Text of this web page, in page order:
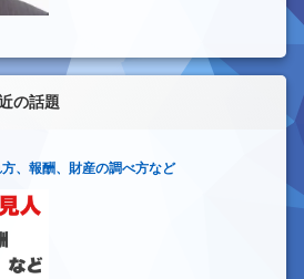
の話題
、報酬、財産の調べ方など